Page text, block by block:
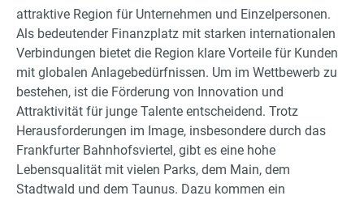
attraktive Region für Unternehmen und Einzelpersonen.
Als bedeutender Finanzplatz mit starken internationalen
Verbindungen bietet die Region klare Vorteile für Kunden
mit globalen Anlagebedürfnissen. Um im Wettbewerb zu
bestehen, ist die Förderung von Innovation und
Attraktivität für junge Talente entscheidend. Trotz
Herausforderungen im Image, insbesondere durch das
Frankfurter Bahnhofsviertel, gibt es eine hohe
Lebensqualität mit vielen Parks, dem Main, dem
Stadtwald und dem Taunus. Dazu kommen ein